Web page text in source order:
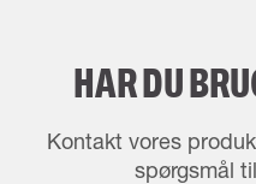
HAR DU
Kontakt vores
spørgsmål